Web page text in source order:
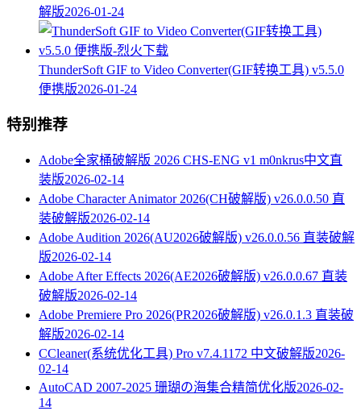
解版2026-01-24
ThunderSoft GIF to Video Converter(GIF转换工具) v5.5.0
便携版2026-01-24
特别推荐
Adobe全家桶破解版 2026 CHS-ENG v1 m0nkrus中文直
装版2026-02-14
Adobe Character Animator 2026(CH破解版) v26.0.0.50 直
装破解版2026-02-14
Adobe Audition 2026(AU2026破解版) v26.0.0.56 直装破解
版2026-02-14
Adobe After Effects 2026(AE2026破解版) v26.0.0.67 直装
破解版2026-02-14
Adobe Premiere Pro 2026(PR2026破解版) v26.0.1.3 直装破
解版2026-02-14
CCleaner(系统优化工具) Pro v7.4.1172 中文破解版2026-
02-14
AutoCAD 2007-2025 珊瑚の海集合精简优化版2026-02-
14